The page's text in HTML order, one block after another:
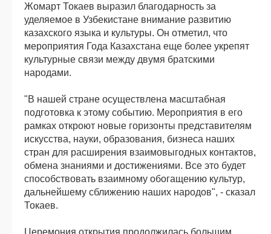
Жомарт Токаев выразил благодарность за
уделяемое в Узбекистане внимание развитию
казахского языка и культуры. Он отметил, что
мероприятия Года Казахстана еще более укрепят
культурные связи между двумя братскими
народами.
"В нашей стране осуществлена масштабная
подготовка к этому событию. Мероприятия в его
рамках откроют новые горизонты представителям
искусства, науки, образования, бизнеса наших
стран для расширения взаимовыгодных контактов,
обмена знаниями и достижениями. Все это будет
способствовать взаимному обогащению культур,
дальнейшему сближению наших народов", - сказал
Токаев.
Церемония открытия продолжилась большим